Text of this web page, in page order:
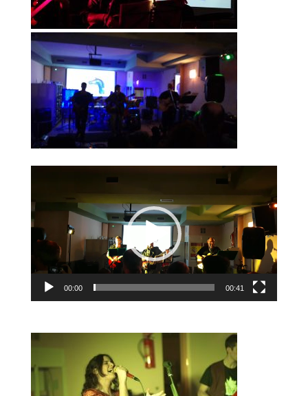
Reproductor
vídeo
00:00 00:41